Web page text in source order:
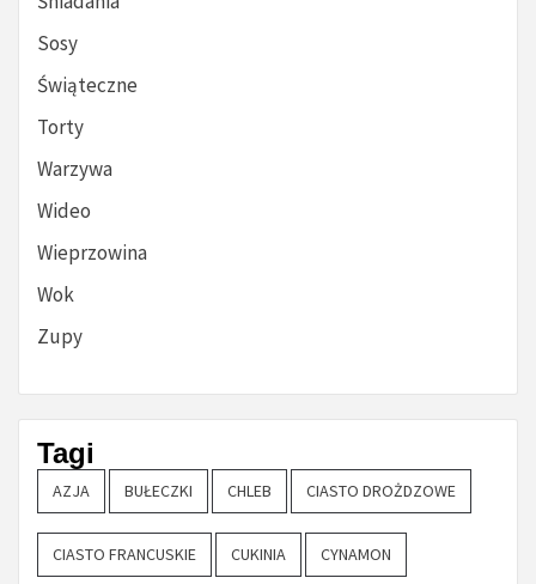
Sosy
Świąteczne
Torty
Warzywa
Wideo
Wieprzowina
Wok
Zupy
Tagi
AZJA BUŁECZKI CHLEB CIASTO DROŻDZOWE
CIASTO FRANCUSKIE CUKINIA CYNAMON